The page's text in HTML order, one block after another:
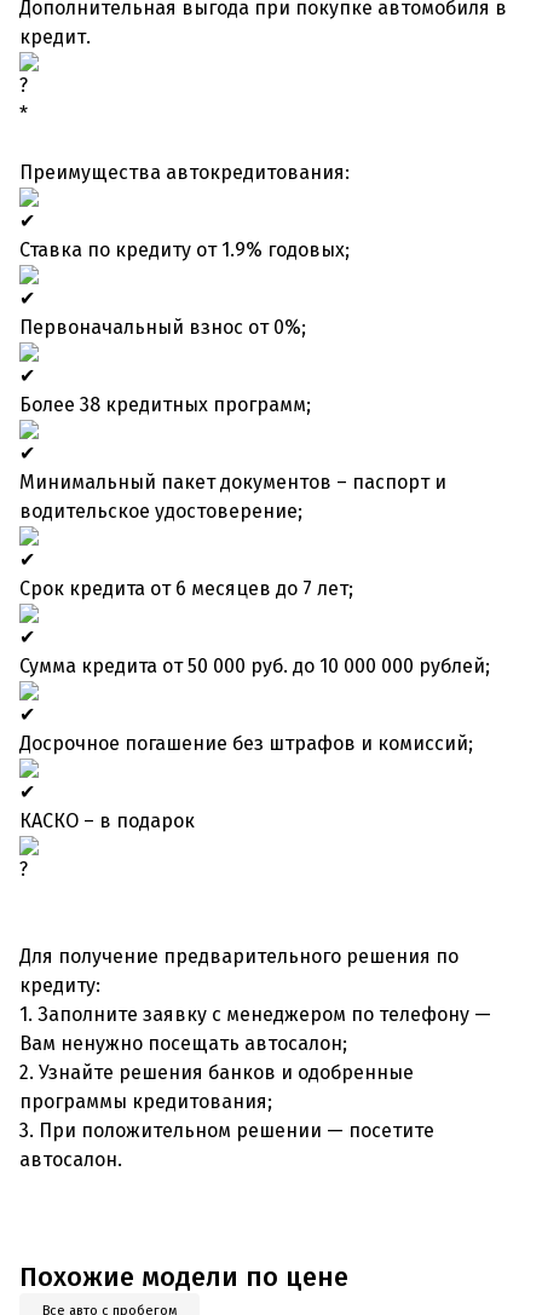
Дополнительная выгода при покупке автомобиля в
кредит.
*
Преимущества автокредитования:
Ставка по кредиту от 1.9% годовых;
Первоначальный взнос от 0%;
Более 38 кредитных программ;
Минимальный пакет документов – паспорт и
водительское удостоверение;
Срок кредита от 6 месяцев до 7 лет;
Сумма кредита от 50 000 руб. до 10 000 000 рублей;
Досрочное погашение без штрафов и комиссий;
КАСКО – в подарок
Для получение предварительного решения по
кредиту:
1. Заполните заявку с менеджером по телефону —
Вам ненужно посещать автосалон;
2. Узнайте решения банков и одобренные
программы кредитования;
3. При положительном решении — посетите
автосалон.
Похожие модели по цене
Все авто с пробегом